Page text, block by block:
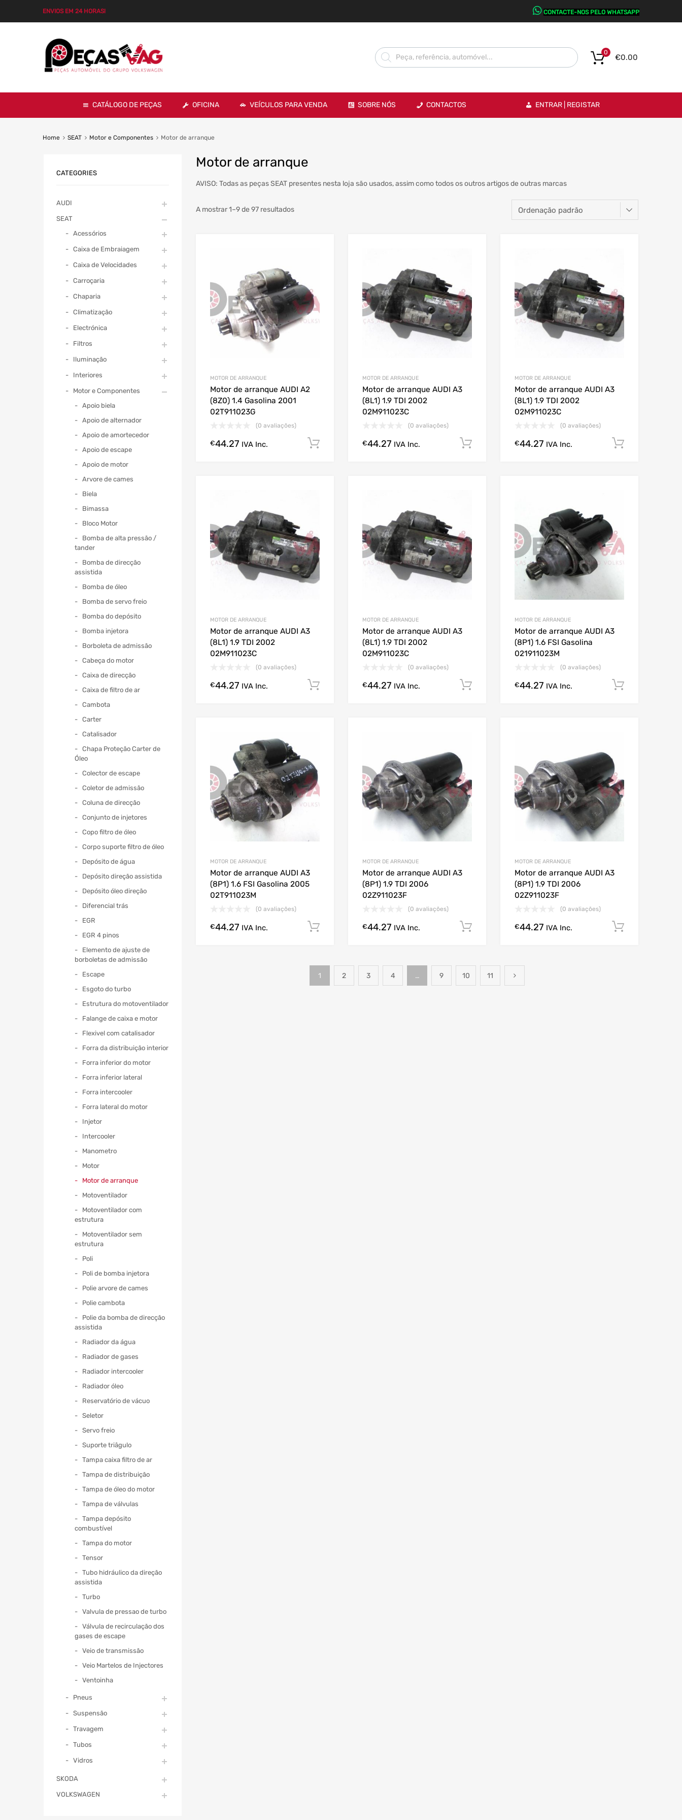
ENVIOS EM 24 HORAS! CONTACTE-NOS PELO WHATSAPP
€0.00
0
CATÁLOGO DE PEÇAS OFICINA VEÍCULOS PARA VENDA SOBRE NÓS CONTACTOS ENTRAR | REGISTAR
Home SEAT Motor e Componentes Motor de arranque
Motor de arranque
AVISO: Todas as peças SEAT presentes nesta loja são usados, assim como todos os outros artigos de outras marcas
A mostrar 1–9 de 97 resultados
MOTOR DE ARRANQUE
Motor de arranque AUDI A2
(8Z0) 1.4 Gasolina 2001
02T911023G
(0 avaliações)
€44.27 IVA Inc. Comprar Agora!
MOTOR DE ARRANQUE
Motor de arranque AUDI A3
(8L1) 1.9 TDI 2002
02M911023C
(0 avaliações)
€44.27 IVA Inc. Comprar Agora!
MOTOR DE ARRANQUE
Motor de arranque AUDI A3
(8L1) 1.9 TDI 2002
02M911023C
(0 avaliações)
€44.27 IVA Inc.
MOTOR DE ARRANQUE
Motor de arranque AUDI A3
(8L1) 1.9 TDI 2002
02M911023C
(0 avaliações)
€44.27 IVA Inc. Comprar Agora!
MOTOR DE ARRANQUE
Motor de arranque AUDI A3
(8L1) 1.9 TDI 2002
02M911023C
(0 avaliações)
€44.27 IVA Inc. Comprar Agora!
MOTOR DE ARRANQUE
Motor de arranque AUDI A3
(8P1) 1.6 FSI Gasolina
021911023M
(0 avaliações)
€44.27 IVA Inc.
MOTOR DE ARRANQUE
Motor de arranque AUDI A3
(8P1) 1.6 FSI Gasolina 2005
02T911023M
(0 avaliações)
€44.27 IVA Inc. Comprar Agora!
MOTOR DE ARRANQUE
Motor de arranque AUDI A3
(8P1) 1.9 TDI 2006
02Z911023F
(0 avaliações)
€44.27 IVA Inc. Comprar Agora!
MOTOR DE ARRANQUE
Motor de arranque AUDI A3
(8P1) 1.9 TDI 2006
02Z911023F
(0 avaliações)
€44.27 IVA Inc.
1 2 3 4 … 9 10 11
CATEGORIES
AUDI
SEAT
Acessórios
Caixa de Embraiagem
Caixa de Velocidades
Carroçaria
Chaparia
Climatização
Electrónica
Filtros
Iluminação
Interiores
Motor e Componentes
Apoio biela
Apoio de alternador
Apoio de amortecedor
Apoio de escape
Apoio de motor
Arvore de cames
Biela
Bimassa
Bloco Motor
Bomba de alta pressão /
tander
Bomba de direcção
assistida
Bomba de óleo
Bomba de servo freio
Bomba do depósito
Bomba injetora
Borboleta de admissão
Cabeça do motor
Caixa de direcção
Caixa de filtro de ar
Cambota
Carter
Catalisador
Chapa Proteção Carter de
Óleo
Colector de escape
Coletor de admissão
Coluna de direcção
Conjunto de injetores
Copo filtro de óleo
Corpo suporte filtro de óleo
Depósito de água
Depósito direção assistida
Depósito óleo direção
Diferencial trás
EGR
EGR 4 pinos
Elemento de ajuste de
borboletas de admissão
Escape
Esgoto do turbo
Estrutura do motoventilador
Falange de caixa e motor
Flexivel com catalisador
Forra da distribuição interior
Forra inferior do motor
Forra inferior lateral
Forra intercooler
Forra lateral do motor
Injetor
Intercooler
Manometro
Motor
Motor de arranque
Motoventilador
Motoventilador com
estrutura
Motoventilador sem
estrutura
Poli
Poli de bomba injetora
Polie arvore de cames
Polie cambota
Polie da bomba de direcção
assistida
Radiador da água
Radiador de gases
Radiador intercooler
Radiador óleo
Reservatório de vácuo
Seletor
Servo freio
Suporte triâgulo
Tampa caixa filtro de ar
Tampa de distribuição
Tampa de óleo do motor
Tampa de válvulas
Tampa depósito
combustível
Tampa do motor
Tensor
Tubo hidráulico da direção
assistida
Turbo
Valvula de pressao de turbo
Válvula de recirculação dos
gases de escape
Veio de transmissão
Veio Martelos de Injectores
Ventoinha
Pneus
Suspensão
Travagem
Tubos
Vidros
SKODA
VOLKSWAGEN